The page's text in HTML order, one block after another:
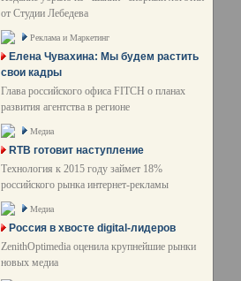
от Студии Лебедева
Реклама и Маркетинг
Елена Чувахина: Мы будем растить
свои кадры
Глава российского офиса FITCH о планах
развития агентства в регионе
Медиа
RTB готовит наступление
Технология к 2015 году займет 18%
российского рынка интернет-рекламы
Медиа
Россия в хвосте digital-лидеров
ZenithOptimedia оценила крупнейшие рынки
новых медиа